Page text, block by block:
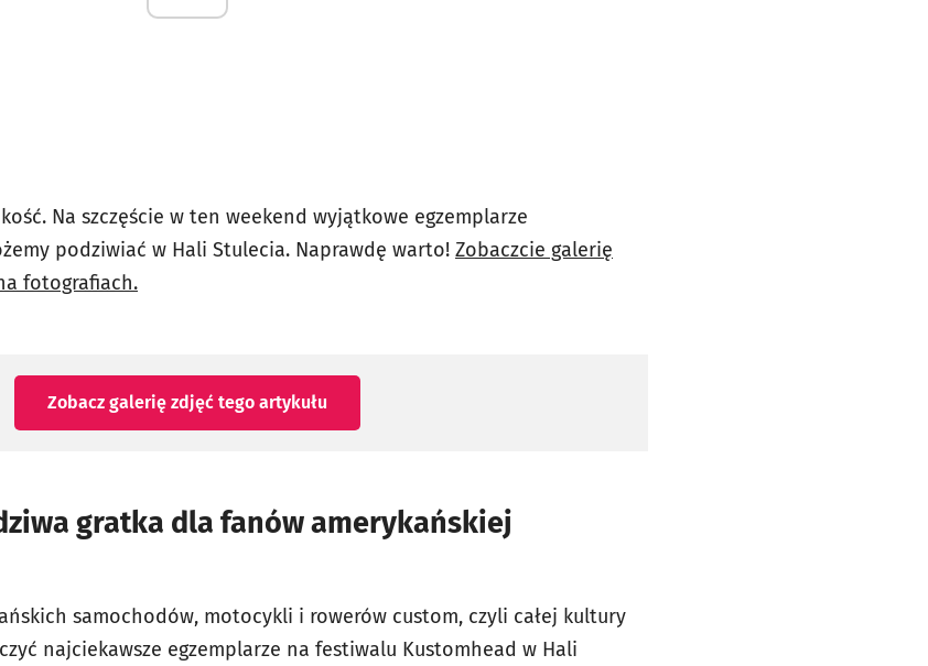
Na szczęście w ten weekend wyjątkowe egzemplarze
podziwiać w Hali Stulecia. Naprawdę warto! Zobaczcie galerię
fotografiach.
Zobacz galerię zdjęć tego artykułu
gratka dla fanów amerykańskiej
samochodów, motocykli i rowerów custom, czyli całej kultury
najciekawsze egzemplarze na festiwalu Kustomhead w Hali